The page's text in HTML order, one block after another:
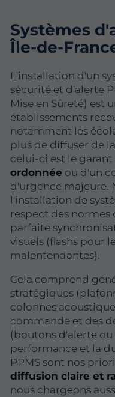
Systèmes
Île-de-
L'installation d'un
sécurité et d'alerte
Mise en Sûreté) est
établissements
notamment les
plus de diffuser de
celui-ci est le garant
ordonnée ou d'un
d'urgence majeure.
l'installation de
respect des normes
parfaite
visuels (flashs pour
malentendantes).
Cela comprend
stratégiques
colonnes
commande et des
(boutons d'alerte
performance et la
PPMS sont nos
diffusion claire et
nous chargeons